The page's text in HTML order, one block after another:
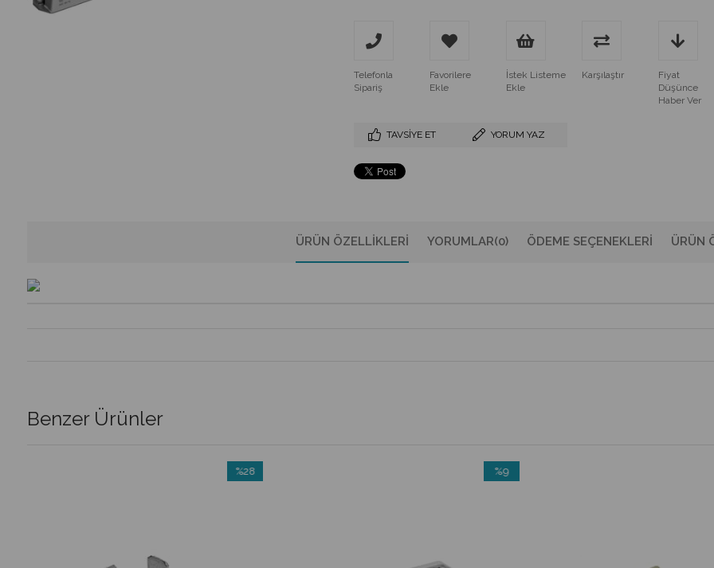
Telefonla
Sipariş
Favorilere
Ekle
İstek Listeme
Ekle
Karşılaştır
Fiyat
Düşünce
Haber Ver
TAVSIYE ET YORUM YAZ
ÜRÜN ÖZELLIKLERI YORUMLAR(0) ÖDEME SEÇENEKLERI ÜRÜN
Benzer Ürünler
%28
%9